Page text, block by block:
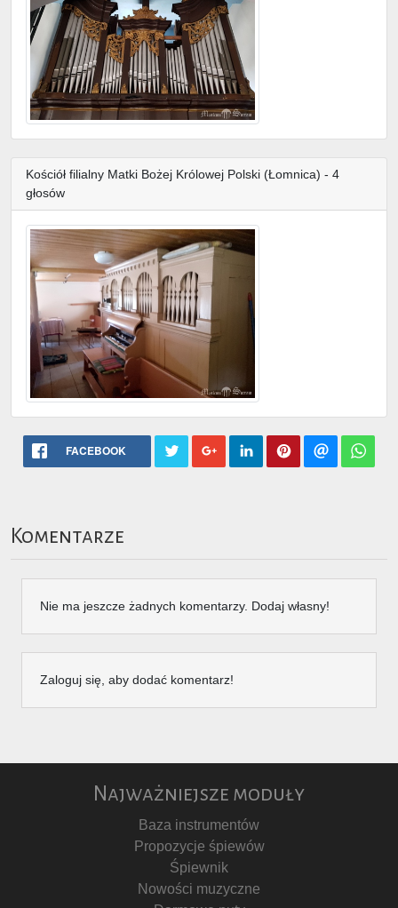
Kościół filialny Matki Bożej Królowej Polski (Łomnica) - 4
głosów
FACEBOOK
Komentarze
Nie ma jeszcze żadnych komentarzy. Dodaj własny!
Zaloguj się, aby dodać komentarz!
Najważniejsze moduły
Baza instrumentów
Propozycje śpiewów
Śpiewnik
Nowości muzyczne